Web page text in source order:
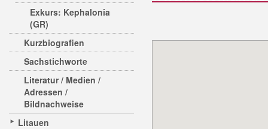
Exkurs: Kephalonia
(GR)
Kurzbiografien
Sachstichworte
Literatur / Medien /
Adressen /
Bildnachweise
Litauen